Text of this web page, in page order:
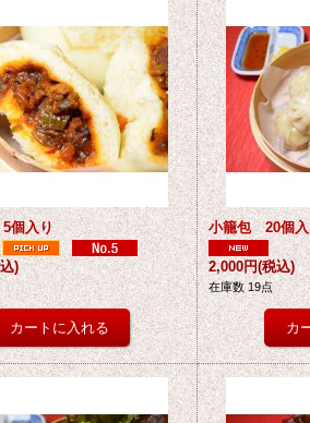
個入り
)
小籠包 20個
2,000円(税込)
在庫数 19点